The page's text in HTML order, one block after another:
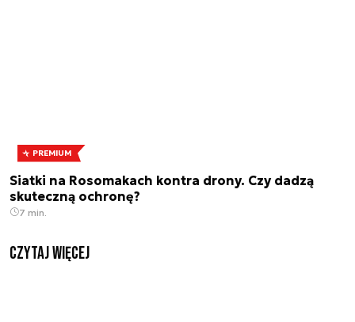
PREMIUM
Siatki na Rosomakach kontra drony. Czy dadzą
skuteczną ochronę?
7 min.
czytaj więcej